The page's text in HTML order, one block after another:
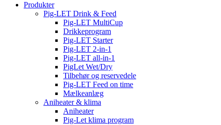
Produkter
Pig-LET Drink & Feed
Pig-LET MultiCup
Drikkeprogram
Pig-LET Starter
Pig-LET 2-in-1
Pig-LET all-in-1
PigLet Wet/Dry
Tilbehør og reservedele
Pig-LET Feed on time
Mælkeanlæg
Aniheater & klima
Aniheater
Pig-Let klima program